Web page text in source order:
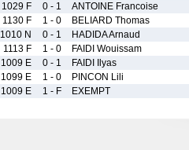
1029 F 0 - 1 ANTOINE Francoise
1130 F 1 - 0 BELIARD Thomas
1010 N 0 - 1 HADIDA Arnaud
1113 F 1 - 0 FAIDI Wouissam
1009 E 0 - 1 FAIDI Ilyas
1099 E 1 - 0 PINCON Lili
1009 E 1 - F EXEMPT